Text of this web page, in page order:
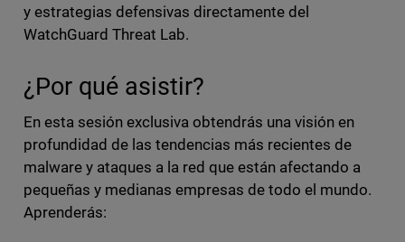
y estrategias defensivas directamente del
WatchGuard Threat Lab.
¿Por qué asistir?
En esta sesión exclusiva obtendrás una visión en
profundidad de las tendencias más recientes de
malware y ataques a la red que están afectando a
pequeñas y medianas empresas de todo el mundo.
Aprenderás: